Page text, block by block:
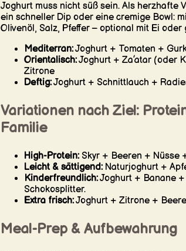
Joghurt muss nicht süß sein. Als herzhafte
ein schneller Dip oder eine cremige Bowl:
Olivenöl, Salz, Pfeffer – optional mit Ei oder
Mediterran:Joghurt + Tomaten +
Orientalisch:Joghurt + Za’atar (oder
Zitrone
Deftig:Joghurt + Schnittlauch +
Variationen nach Ziel:
Familie
High-Protein:Skyr + Beeren + Nüsse
Leicht & sättigend:Naturjoghurt +
Kinderfreundlich:Joghurt + Banane
Schokosplitter.
Extra frisch:Joghurt + Zitrone +
Meal-Prep & Aufbewahrung